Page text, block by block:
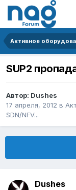
SUP2
Автор: Dushes
17 апреля, 2012 в
SDN/NFV...
Dushes